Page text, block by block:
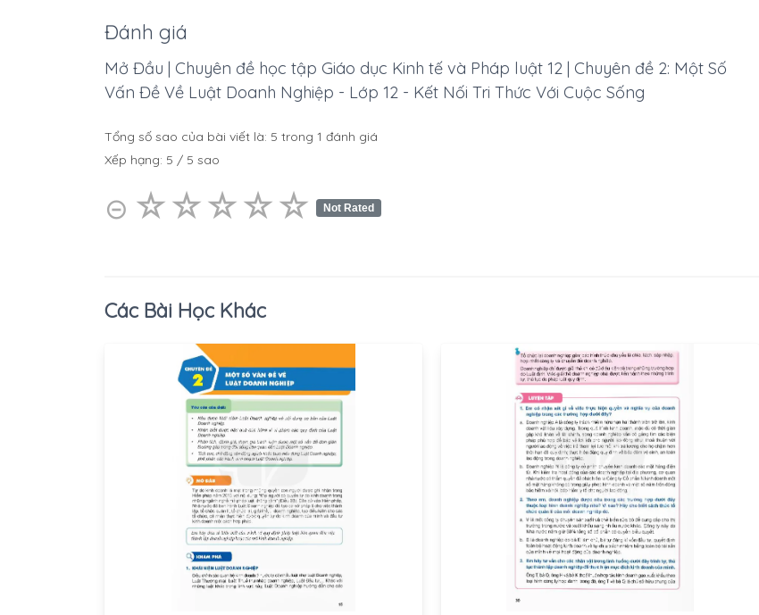
Đánh giá
Mở Đầu | Chuyên đề học tập Giáo dục Kinh tế và Pháp luật 12 | Chuyên đề 2: Một Số
Vấn Đề Về Luật Doanh Nghiệp - Lớp 12 - Kết Nối Tri Thức Với Cuộc Sống
Tổng số sao của bài viết là: 5 trong 1 đánh giá
Xếp hạng: 5 / 5 sao
⊝ ☆☆☆☆☆
★★★★★ Not Rated
Các Bài Học Khác